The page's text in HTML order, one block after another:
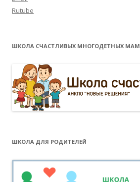
Rutube
ШКОЛА СЧАСТЛИВЫХ МНОГОДЕТНЫХ МАМ
ШКОЛА ДЛЯ РОДИТЕЛЕЙ